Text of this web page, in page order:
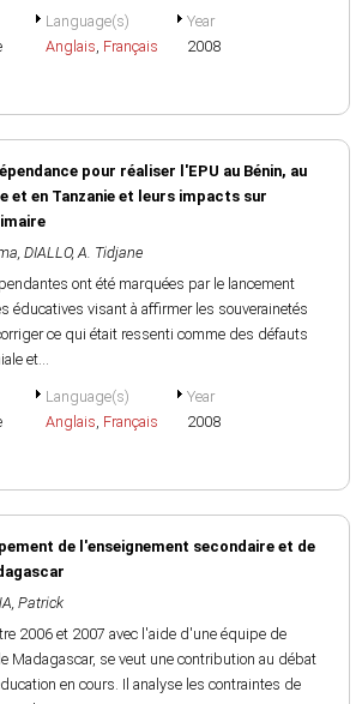
Language(s)
Anglais, Français
Year
2008
pour réaliser l'EPU au Bénin, au
et en Tanzanie et leurs impacts sur
, DIALLO, A. Tidjane
ont été marquées par le lancement
éducatives visant à affirmer les souverainetés
ce qui était ressenti comme des défauts
et...
Language(s)
Anglais, Français
Year
2008
de l'enseignement secondaire et de
Patrick
2006 et 2007 avec l'aide d'une équipe de
Madagascar, se veut une contribution au débat
en cours. Il analyse les contraintes de